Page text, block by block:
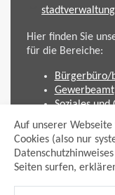
Auf unserer
Cookies (also nur
Seiten surfen,
Hier finden Sie
für die Bereiche:
Bürgerbüro/
Gewerbeamt
Soziales und
Standesamt
Planen und
Impressum